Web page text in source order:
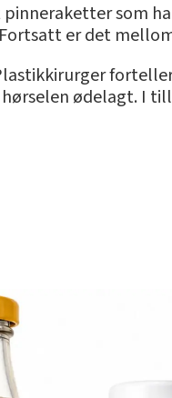
som
er det
ødelagt. I